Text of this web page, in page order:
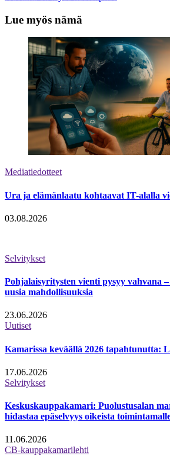
Lue myös nämä
Mediatiedotteet
Ura ja elämänlaatu kohtaavat IT-alalla
03.08.2026
Selvitykset
Pohjalaisyritysten vienti pysyy vahvana
uusia mahdollisuuksia
23.06.2026
Uutiset
Kamarissa keväällä 2026 tapahtunutta:
17.06.2026
Selvitykset
Keskuskauppakamari: Puolustusalan
hidastaa epäselvyys oikeista
11.06.2026
CB-kauppakamarilehti